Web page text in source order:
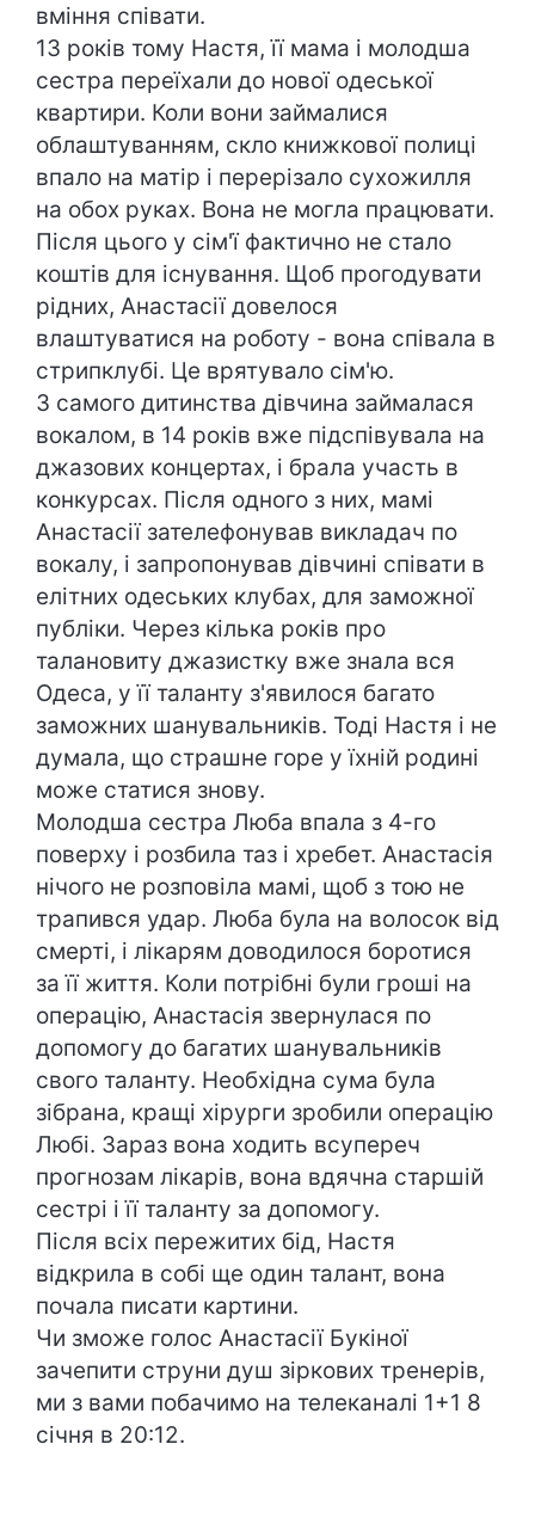
вміння співати.
13 років тому Настя, її мама і молодша
сестра переїхали до нової одеської
квартири. Коли вони займалися
облаштуванням, скло книжкової полиці
впало на матір і перерізало сухожилля
на обох руках. Вона не могла працювати.
Після цього у сім'ї фактично не стало
коштів для існування. Щоб прогодувати
рідних, Анастасії довелося
влаштуватися на роботу - вона співала в
стрипклубі. Це врятувало сім'ю.
З самого дитинства дівчина займалася
вокалом, в 14 років вже підспівувала на
джазових концертах, і брала участь в
конкурсах. Після одного з них, мамі
Анастасії зателефонував викладач по
вокалу, і запропонував дівчині співати в
елітних одеських клубах, для заможної
публіки. Через кілька років про
талановиту джазистку вже знала вся
Одеса, у її таланту з'явилося багато
заможних шанувальників. Тоді Настя і не
думала, що страшне горе у їхній родині
може статися знову.
Молодша сестра Люба впала з 4-го
поверху і розбила таз і хребет. Анастасія
нічого не розповіла мамі, щоб з тою не
трапився удар. Люба була на волосок від
смерті, і лікарям доводилося боротися
за її життя. Коли потрібні були гроші на
операцію, Анастасія звернулася по
допомогу до багатих шанувальників
свого таланту. Необхідна сума була
зібрана, кращі хірурги зробили операцію
Любі. Зараз вона ходить всупереч
прогнозам лікарів, вона вдячна старшій
сестрі і її таланту за допомогу.
Після всіх пережитих бід, Настя
відкрила в собі ще один талант, вона
почала писати картини.
Чи зможе голос Анастасії Букіної
зачепити струни душ зіркових тренерів,
ми з вами побачимо на телеканалі 1+1 8
січня в 20:12.